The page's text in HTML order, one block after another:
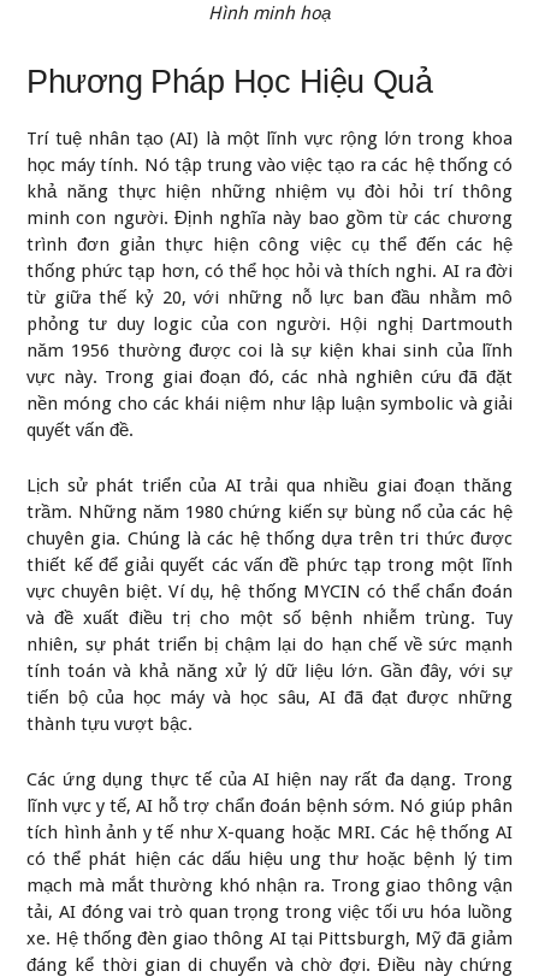
Hình minh hoạ
Phương Pháp Học Hiệu Quả
Trí tuệ nhân tạo (AI) là một lĩnh vực rộng lớn trong khoa
học máy tính. Nó tập trung vào việc tạo ra các hệ thống có
khả năng thực hiện những nhiệm vụ đòi hỏi trí thông
minh con người. Định nghĩa này bao gồm từ các chương
trình đơn giản thực hiện công việc cụ thể đến các hệ
thống phức tạp hơn, có thể học hỏi và thích nghi. AI ra đời
từ giữa thế kỷ 20, với những nỗ lực ban đầu nhằm mô
phỏng tư duy logic của con người. Hội nghị Dartmouth
năm 1956 thường được coi là sự kiện khai sinh của lĩnh
vực này. Trong giai đoạn đó, các nhà nghiên cứu đã đặt
nền móng cho các khái niệm như lập luận symbolic và giải
quyết vấn đề.
Lịch sử phát triển của AI trải qua nhiều giai đoạn thăng
trầm. Những năm 1980 chứng kiến sự bùng nổ của các hệ
chuyên gia. Chúng là các hệ thống dựa trên tri thức được
thiết kế để giải quyết các vấn đề phức tạp trong một lĩnh
vực chuyên biệt. Ví dụ, hệ thống MYCIN có thể chẩn đoán
và đề xuất điều trị cho một số bệnh nhiễm trùng. Tuy
nhiên, sự phát triển bị chậm lại do hạn chế về sức mạnh
tính toán và khả năng xử lý dữ liệu lớn. Gần đây, với sự
tiến bộ của học máy và học sâu, AI đã đạt được những
thành tựu vượt bậc.
Các ứng dụng thực tế của AI hiện nay rất đa dạng. Trong
lĩnh vực y tế, AI hỗ trợ chẩn đoán bệnh sớm. Nó giúp phân
tích hình ảnh y tế như X-quang hoặc MRI. Các hệ thống AI
có thể phát hiện các dấu hiệu ung thư hoặc bệnh lý tim
mạch mà mắt thường khó nhận ra. Trong giao thông vận
tải, AI đóng vai trò quan trọng trong việc tối ưu hóa luồng
xe. Hệ thống đèn giao thông AI tại Pittsburgh, Mỹ đã giảm
đáng kể thời gian di chuyển và chờ đợi. Điều này chứng